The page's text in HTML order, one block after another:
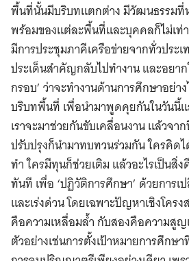
พื้นที่นั้นมีบริบทแตกต่าง มีวัฒนธรรมที่
พร้อมของแต่ละพื้นที่และบุคคลก็ไม่เท่
มีการประชุมภาคีเครือข่ายจากทั่วประ
ประเด็นสำคัญกลับไปทำงาน และอยา
กรอบ’ ว่าจะทำงานด้านการศึกษาอย่
บริบทพื้นที่ เพื่อนำมาพูดคุยกันในวันนี้
เราจะมาช่วยกันขับเคลื่อนงาน แล้วจา
ปรับปรุงก็นำมาทบทวนร่วมกัน ใครคิด
ทำ ใครมีทุนก็ช่วยเติม แล้วอะไรเป็นสิ่
ทันที เพื่อ ‘ปฏิวัติการศึกษา’ ด้วยการเ
และเร่งด่วน โดยเฉพาะปัญหาเชิงโคร
คือความเหลื่อมล้ำ กับสองคือความสูญ
ตัวอย่างเช่นการตั้งเป้าหมายการศึกษ